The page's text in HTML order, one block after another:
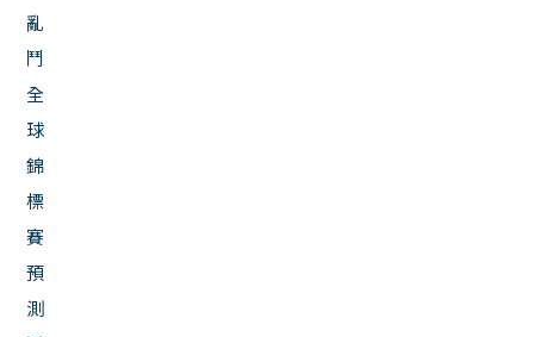
亂
鬥
全
球
錦
標
賽
預
測